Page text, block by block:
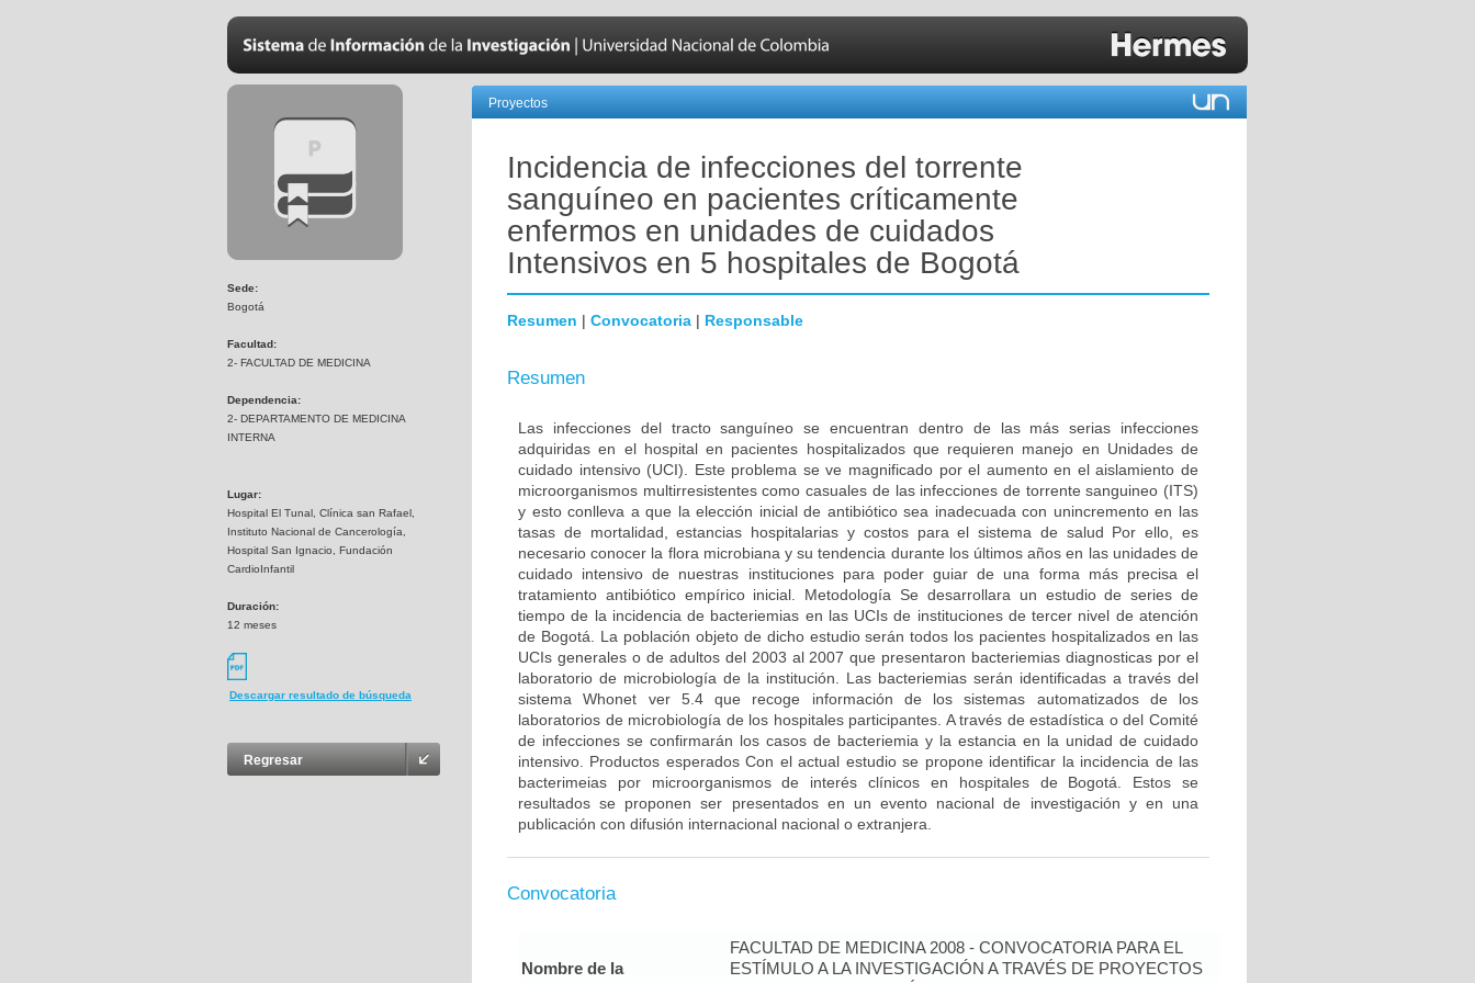
Sede:
Bogotá
Facultad:
2- FACULTAD DE MEDICINA
Dependencia:
2- DEPARTAMENTO DE MEDICINA
INTERNA
Lugar:
Hospital El Tunal, Clínica san Rafael,
Instituto Nacional de Cancerología,
Hospital San Ignacio, Fundación
CardioInfantil
Duración:
12 meses
Descargar resultado de búsqueda
Regresar
Proyectos
Incidencia de infecciones del torrente
sanguíneo en pacientes críticamente
enfermos en unidades de cuidados
Intensivos en 5 hospitales de Bogotá
Resumen | Convocatoria | Responsable
Resumen
Las infecciones del tracto sanguíneo se encuentran dentro de las más serias infecciones
adquiridas en el hospital en pacientes hospitalizados que requieren manejo en Unidades de
cuidado intensivo (UCI). Este problema se ve magnificado por el aumento en el aislamiento de
microorganismos multirresistentes como casuales de las infecciones de torrente sanguineo (ITS)
y esto conlleva a que la elección inicial de antibiótico sea inadecuada con unincremento en las
tasas de mortalidad, estancias hospitalarias y costos para el sistema de salud Por ello, es
necesario conocer la flora microbiana y su tendencia durante los últimos años en las unidades de
cuidado intensivo de nuestras instituciones para poder guiar de una forma más precisa el
tratamiento antibiótico empírico inicial. Metodología Se desarrollara un estudio de series de
tiempo de la incidencia de bacteriemias en las UCIs de instituciones de tercer nivel de atención
de Bogotá. La población objeto de dicho estudio serán todos los pacientes hospitalizados en las
UCIs generales o de adultos del 2003 al 2007 que presentaron bacteriemias diagnosticas por el
laboratorio de microbiología de la institución. Las bacteriemias serán identificadas a través del
sistema Whonet ver 5.4 que recoge información de los sistemas automatizados de los
laboratorios de microbiología de los hospitales participantes. A través de estadística o del Comité
de infecciones se confirmarán los casos de bacteriemia y la estancia en la unidad de cuidado
intensivo. Productos esperados Con el actual estudio se propone identificar la incidencia de las
bacterimeias por microorganismos de interés clínicos en hospitales de Bogotá. Estos se
resultados se proponen ser presentados en un evento nacional de investigación y en una
publicación con difusión internacional nacional o extranjera.
Convocatoria
Nombre de la
FACULTAD DE MEDICINA 2008 - CONVOCATORIA PARA EL
ESTÍMULO A LA INVESTIGACIÓN A TRAVÉS DE PROYECTOS